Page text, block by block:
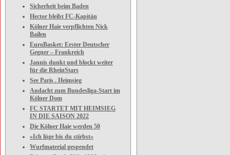
Sicherheit beim Baden
Hector bleibt FC-Kapitän
Kölner Haie verpflichten Nick
Bailen
EuroBasket: Erster Deutscher
Gegner – Frankreich
Jannis dunkt und blockt weiter
für die RheinStars
See Paris . Heimsieg
Andacht zum Bundesliga-Start im
Kölner Dom
FC STARTET MIT HEIMSIEG
IN DIE SAISON 2022
Die Kölner Haie werden 50
»Ich lüge bis du stirbst«
Wurfmaterial gespendet